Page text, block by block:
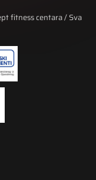
fitness centara / Sva